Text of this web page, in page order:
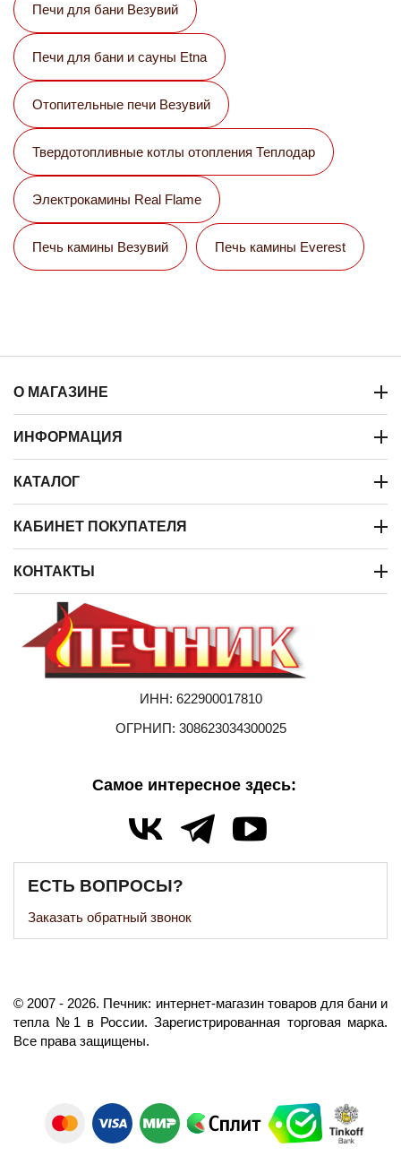
Печи для бани Везувий
Печи для бани и сауны Etna
Отопительные печи Везувий
Твердотопливные котлы отопления Теплодар
Электрокамины Real Flame
Печь камины Везувий Печь камины Everest
О МАГАЗИНЕ
ИНФОРМАЦИЯ
КАТАЛОГ
КАБИНЕТ ПОКУПАТЕЛЯ
КОНТАКТЫ
ИНН: 622900017810
ОГРНИП: 308623034300025
Самое интересное здесь:
ЕСТЬ ВОПРОСЫ?
Заказать обратный звонок
©️2007 - 2026. Печник: интернет-магазин товаров для бани и
тепла №1 в России. Зарегистрированная торговая марка.
Все права защищены.